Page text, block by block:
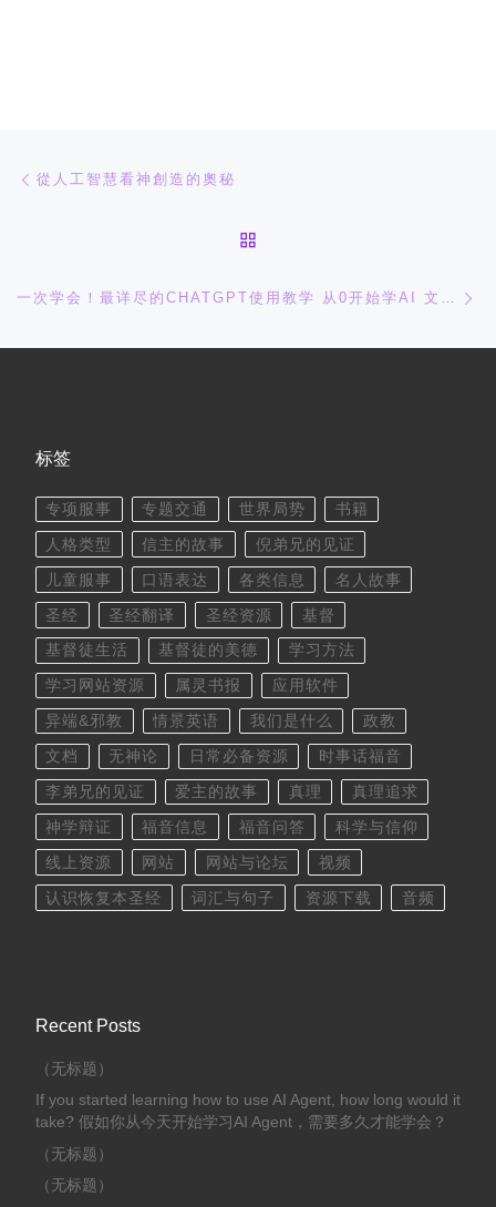
文章导航
從人工智慧看神創造的奧秘
一次学会！最详尽的CHATGPT使用教学 从0开始学AI 文案 报告 论文
标签
专项服事 专题交通 世界局势 书籍
人格类型 信主的故事 倪弟兄的见证
儿童服事 口语表达 各类信息 名人故事
圣经 圣经翻译 圣经资源 基督
基督徒生活 基督徒的美德 学习方法
学习网站资源 属灵书报 应用软件
异端&邪教 情景英语 我们是什么 政教
文档 无神论 日常必备资源 时事话福音
李弟兄的见证 爱主的故事 真理 真理追求
神学辩证 福音信息 福音问答 科学与信仰
线上资源 网站 网站与论坛 视频
认识恢复本圣经 词汇与句子 资源下载 音频
Recent Posts
（无标题）
If you started learning how to use AI Agent, how long would it
take? 假如你从今天开始学习AI Agent，需要多久才能学会？
（无标题）
（无标题）